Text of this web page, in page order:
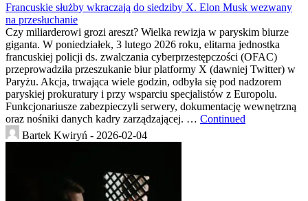
Francuskie służby wkraczają do siedziby X. Elon Musk wezwany
na przesłuchanie
Czy miliarderowi grozi areszt? Wielka rewizja w paryskim biurze
giganta. W poniedziałek, 3 lutego 2026 roku, elitarna jednostka
francuskiej policji ds. zwalczania cyberprzestępczości (OFAC)
przeprowadziła przeszukanie biur platformy X (dawniej Twitter) w
Paryżu. Akcja, trwająca wiele godzin, odbyła się pod nadzorem
paryskiej prokuratury i przy wsparciu specjalistów z Europolu.
Funkcjonariusze zabezpieczyli serwery, dokumentację wewnętrzną
oraz nośniki danych kadry zarządzającej. … Continued
Bartek Kwiryń - 2026-02-04